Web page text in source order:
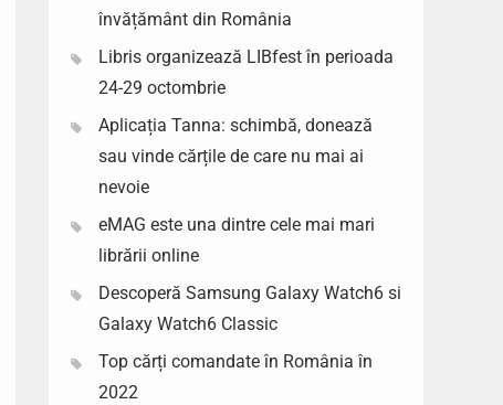
învățământ din România
Libris organizează LIBfest în perioada
24-29 octombrie
Aplicația Tanna: schimbă, donează
sau vinde cărțile de care nu mai ai
nevoie
eMAG este una dintre cele mai mari
librării online
Descoperă Samsung Galaxy Watch6 si
Galaxy Watch6 Classic
Top cărți comandate în România în
2022